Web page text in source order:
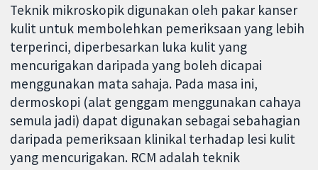
Teknik mikroskopik digunakan oleh pakar kanser
kulit untuk membolehkan pemeriksaan yang lebih
terperinci, diperbesarkan luka kulit yang
mencurigakan daripada yang boleh dicapai
menggunakan mata sahaja. Pada masa ini,
dermoskopi (alat genggam menggunakan cahaya
semula jadi) dapat digunakan sebagai sebahagian
daripada pemeriksaan klinikal terhadap lesi kulit
yang mencurigakan. RCM adalah teknik